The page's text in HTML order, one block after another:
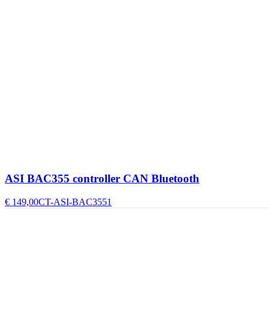
ASI BAC355 controller CAN Bluetooth
€ 149,00CT-ASI-BAC3551